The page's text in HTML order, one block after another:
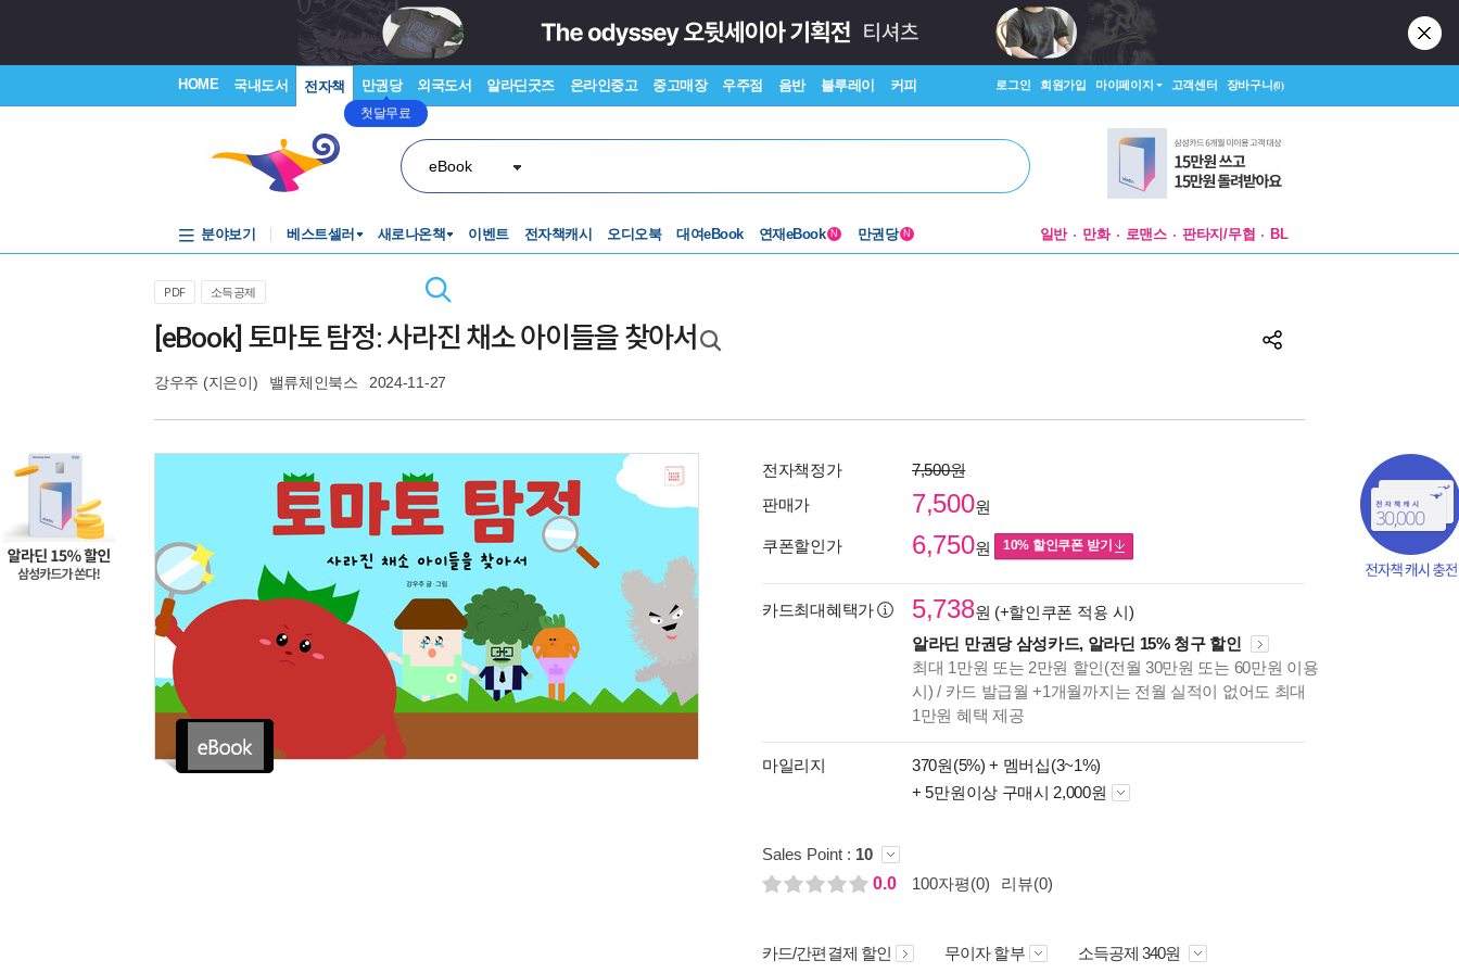
HOME 국내도서 전자책 만권당
첫달무료
외국도서 알라딘굿즈 온라인중고 중고매장 우주점 음반 블루레이 커피 로그인 회원가입 마이페이지 고객센터 장바구니(0)
eBook
분야보기 베스트셀러 새로나온책 이벤트 전자책캐시 오디오북 대여eBook 연재eBook N 만권당 N 일반 만화 로맨스 판타지/무협 BL
PDF 소득공제
[eBook] 토마토 탐정: 사라진 채소 아이들을 찾아서
강우주 (지은이) 밸류체인북스 2024-11-27
전자책정가
7,500원
판매가
7,500원
쿠폰할인가 6,750원 10% 할인쿠폰 받기
카드최대혜택가 5,738원 (+할인쿠폰 적용 시)
알라딘 만권당 삼성카드, 알라딘 15% 청구 할인
최대 1만원 또는 2만원 할인(전월 30만원 또는 60만원 이용
시) / 카드 발급월 +1개월까지는 전월 실적이 없어도 최대
1만원 혜택 제공
마일리지 370원(5%) + 멤버십(3~1%)
+ 5만원이상 구매시 2,000원
Sales Point : 10
0.0
100자평(0) 리뷰(0)
카드/간편결제 할인 무이자 할부 소득공제 340원